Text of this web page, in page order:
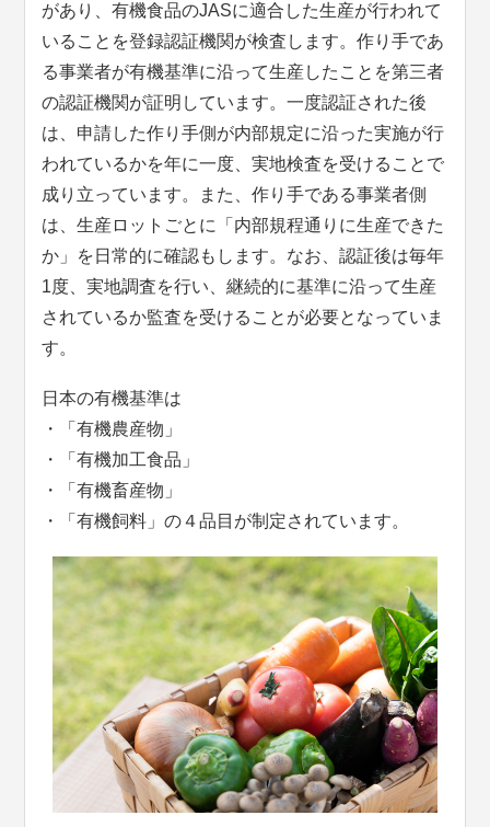
があり、有機食品のJASに適合した生産が行われて
いることを登録認証機関が検査します。作り手であ
る事業者が有機基準に沿って生産したことを第三者
の認証機関が証明しています。一度認証された後
は、申請した作り手側が内部規定に沿った実施が行
われているかを年に一度、実地検査を受けることで
成り立っています。また、作り手である事業者側
は、生産ロットごとに「内部規程通りに生産できた
か」を日常的に確認もします。なお、認証後は毎年
1度、実地調査を行い、継続的に基準に沿って生産
されているか監査を受けることが必要となっていま
す。
日本の有機基準は
・「有機農産物」
・「有機加工食品」
・「有機畜産物」
・「有機飼料」の４品目が制定されています。